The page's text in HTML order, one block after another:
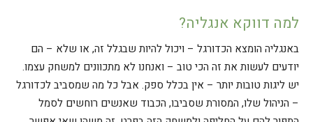
למה דווקא אנגליה?
באנגליה הומצא הכדורגל – ויכול להיות שבגלל זה, או שלא – הם
יודעים לעשות את זה הכי טוב – ואנחנו לא מתכוונים למשחק עצמו.
יש ליגות טובות יותר – אין בכלל ספק. אבל כל מה שמסביב לכדורגל
– הניהול שלו, המסורת שסביבו, הכבוד שאנשים רוחשים לסמל